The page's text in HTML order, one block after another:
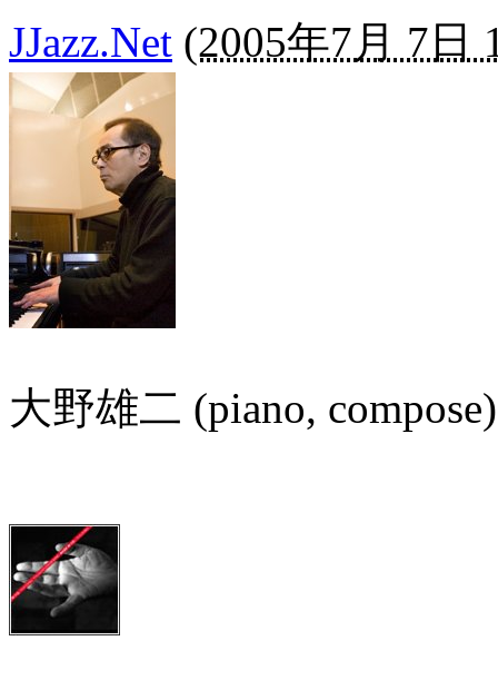
JJazz.Net (2005年7月 7日
大野雄二 (piano, compose)